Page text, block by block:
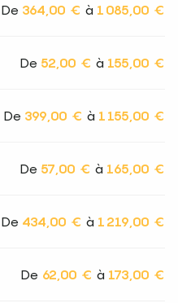
De 364,00 € à 1 085,00 €
De 52,00 € à 155,00 €
De 399,00 € à 1 155,00 €
De 57,00 € à 165,00 €
De 434,00 € à 1 219,00 €
De 62,00 € à 173,00 €